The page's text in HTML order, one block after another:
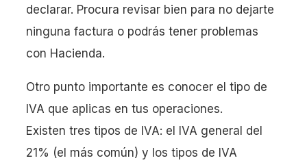
declarar. Procura revisar bien para no dejarte
ninguna factura o podrás tener problemas
con Hacienda.
Otro punto importante es conocer el tipo de
IVA que aplicas en tus operaciones.
Existen tres tipos de IVA: el IVA general del
21% (el más común) y los tipos de IVA